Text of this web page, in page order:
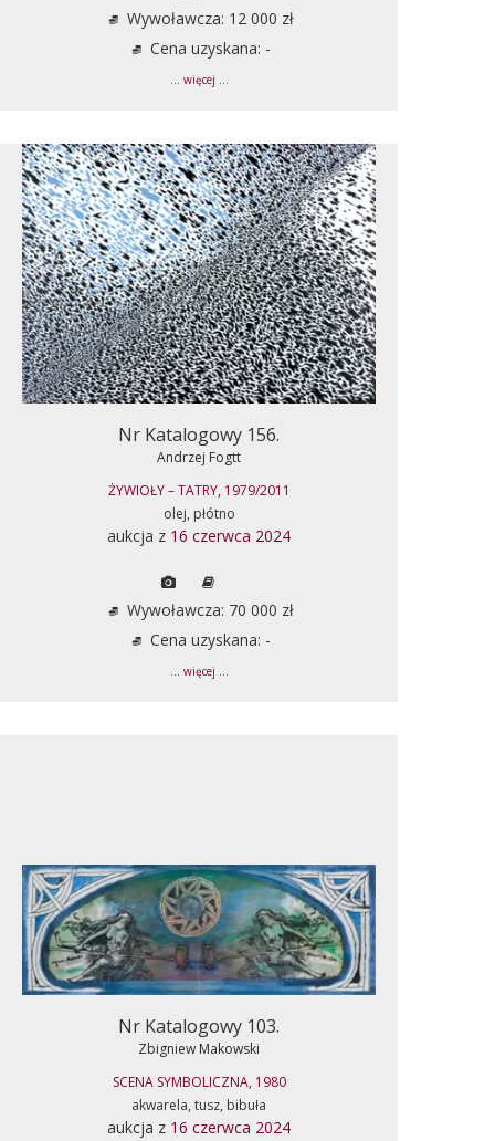
Wywoławcza: 12 000 zł
Cena uzyskana: -
... więcej ...
Nr Katalogowy 156.
Andrzej Fogtt
ŻYWIOŁY – TATRY, 1979/2011
olej, płótno
aukcja z 16 czerwca 2024
Wywoławcza: 70 000 zł
Cena uzyskana: -
... więcej ...
Nr Katalogowy 103.
Zbigniew Makowski
SCENA SYMBOLICZNA, 1980
akwarela, tusz, bibuła
aukcja z 16 czerwca 2024